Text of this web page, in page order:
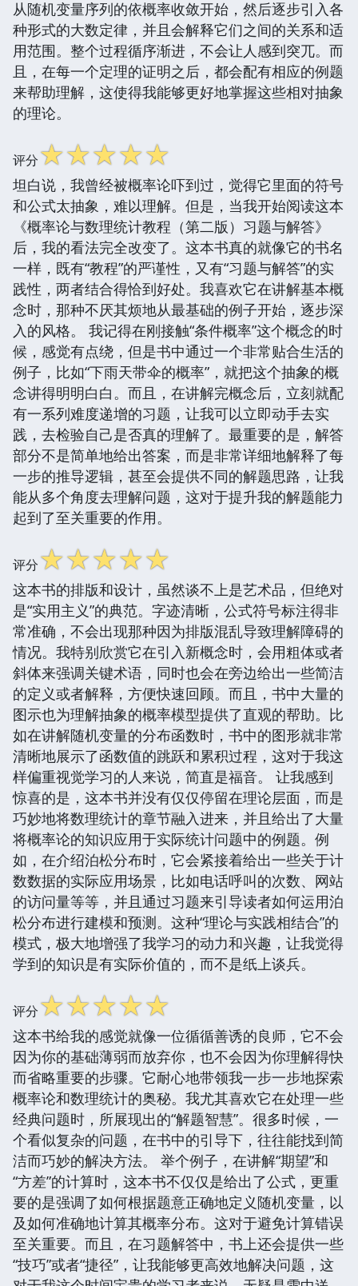
从随机变量序列的依概率收敛开始，然后逐步引入各
种形式的大数定律，并且会解释它们之间的关系和适
用范围。整个过程循序渐进，不会让人感到突兀。而
且，在每一个定理的证明之后，都会配有相应的例题
来帮助理解，这使得我能够更好地掌握这些相对抽象
的理论。
评分☆☆☆☆☆
坦白说，我曾经被概率论吓到过，觉得它里面的符号
和公式太抽象，难以理解。但是，当我开始阅读这本
《概率论与数理统计教程（第二版）习题与解答》
后，我的看法完全改变了。这本书真的就像它的书名
一样，既有“教程”的严谨性，又有“习题与解答”的实
践性，两者结合得恰到好处。我喜欢它在讲解基本概
念时，那种不厌其烦地从最基础的例子开始，逐步深
入的风格。 我记得在刚接触“条件概率”这个概念的时
候，感觉有点绕，但是书中通过一个非常贴合生活的
例子，比如“下雨天带伞的概率”，就把这个抽象的概
念讲得明明白白。而且，在讲解完概念后，立刻就配
有一系列难度递增的习题，让我可以立即动手去实
践，去检验自己是否真的理解了。最重要的是，解答
部分不是简单地给出答案，而是非常详细地解释了每
一步的推导逻辑，甚至会提供不同的解题思路，让我
能从多个角度去理解问题，这对于提升我的解题能力
起到了至关重要的作用。
评分☆☆☆☆☆
这本书的排版和设计，虽然谈不上是艺术品，但绝对
是“实用主义”的典范。字迹清晰，公式符号标注得非
常准确，不会出现那种因为排版混乱导致理解障碍的
情况。我特别欣赏它在引入新概念时，会用粗体或者
斜体来强调关键术语，同时也会在旁边给出一些简洁
的定义或者解释，方便快速回顾。而且，书中大量的
图示也为理解抽象的概率模型提供了直观的帮助。比
如在讲解随机变量的分布函数时，书中的图形就非常
清晰地展示了函数值的跳跃和累积过程，这对于我这
样偏重视觉学习的人来说，简直是福音。 让我感到
惊喜的是，这本书并没有仅仅停留在理论层面，而是
巧妙地将数理统计的章节融入进来，并且给出了大量
将概率论的知识应用于实际统计问题中的例题。例
如，在介绍泊松分布时，它会紧接着给出一些关于计
数数据的实际应用场景，比如电话呼叫的次数、网站
的访问量等等，并且通过习题来引导读者如何运用泊
松分布进行建模和预测。这种“理论与实践相结合”的
模式，极大地增强了我学习的动力和兴趣，让我觉得
学到的知识是有实际价值的，而不是纸上谈兵。
评分☆☆☆☆☆
这本书给我的感觉就像一位循循善诱的良师，它不会
因为你的基础薄弱而放弃你，也不会因为你理解得快
而省略重要的步骤。它耐心地带领我一步一步地探索
概率论和数理统计的奥秘。我尤其喜欢它在处理一些
经典问题时，所展现出的“解题智慧”。很多时候，一
个看似复杂的问题，在书中的引导下，往往能找到简
洁而巧妙的解决方法。 举个例子，在讲解“期望”和
“方差”的计算时，这本书不仅仅是给出了公式，更重
要的是强调了如何根据题意正确地定义随机变量，以
及如何准确地计算其概率分布。这对于避免计算错误
至关重要。而且，在习题解答中，书上还会提供一些
“技巧”或者“捷径”，让我能够更高效地解决问题，这